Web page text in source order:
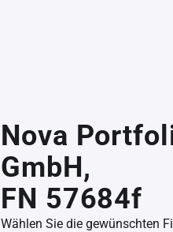
Nova
GmbH,
FN 57684f
Wählen Sie die gewünschten